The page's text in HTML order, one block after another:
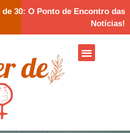
de 30: O Ponto de Encontro das
Notícias!